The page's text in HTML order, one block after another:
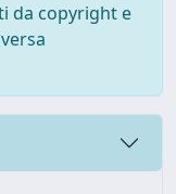
da copyright e